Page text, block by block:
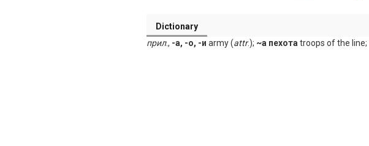
Dictionary
прил., -а, -о, -и army (attr.); ~а пехота troops of the line;